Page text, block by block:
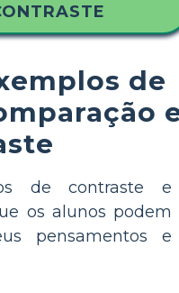
de
de contraste e
os alunos podem
pensamentos e